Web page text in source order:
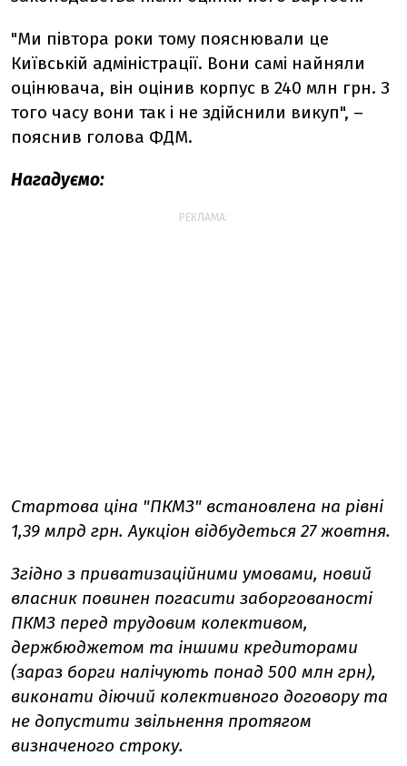
"Ми півтора роки тому пояснювали це
Київській адміністрації. Вони самі найняли
оцінювача, він оцінив корпус в 240 млн грн. З
того часу вони так і не здійснили викуп", –
пояснив голова ФДМ.
Нагадуємо:
РЕКЛАМА:
Стартова ціна "ПКМЗ" встановлена на рівні
1,39 млрд грн. Аукціон відбудеться 27 жовтня.
Згідно з приватизаційними умовами, новий
власник повинен погасити заборгованості
ПКМЗ перед трудовим колективом,
держбюджетом та іншими кредиторами
(зараз борги налічують понад 500 млн грн),
виконати діючий колективного договору та
не допустити звільнення протягом
визначеного строку.